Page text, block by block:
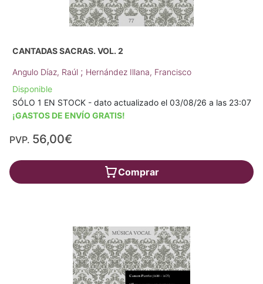
CANTADAS SACRAS. VOL. 2
Angulo Díaz, Raúl ; Hernández Illana, Francisco
Disponible
SÓLO 1 EN STOCK - dato actualizado el 03/08/26 a las 23:07
¡GASTOS DE ENVÍO GRATIS!
PVP. 56,00€
Comprar